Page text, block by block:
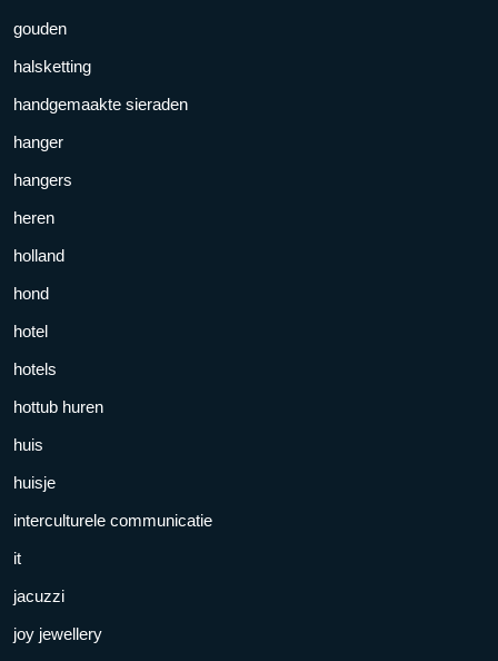
gouden
halsketting
handgemaakte sieraden
hanger
hangers
heren
holland
hond
hotel
hotels
hottub huren
huis
huisje
interculturele communicatie
it
jacuzzi
joy jewellery